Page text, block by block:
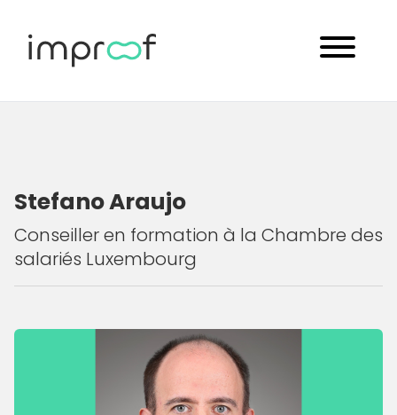
Stefano Araujo
Conseiller en formation à la Chambre des
salariés Luxembourg